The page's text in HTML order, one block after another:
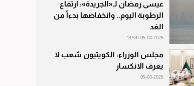
عيسى رمضان لـ«الجريدة»: ارتفاع
الرطوبة اليوم.. وانخفاضها بدءاً من
الغد
05-08-2026 | 13:54
مجلس الوزراء: الكويتيون شعب لا
يعرف الانكسار
05-08-2026